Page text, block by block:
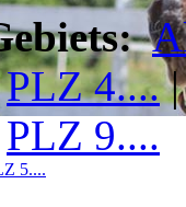
PLZ 4....
PLZ 9....
5....